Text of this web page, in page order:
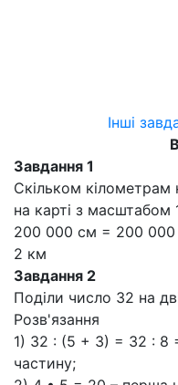
Інші
Завдання 1
Скільком кілометрам
на карті з масштабом
200 000 см = 200
2 км
Завдання 2
Поділи число 32 на
Розв'язання
1) 32 : (5 + 3) = 32 : 8
частину;